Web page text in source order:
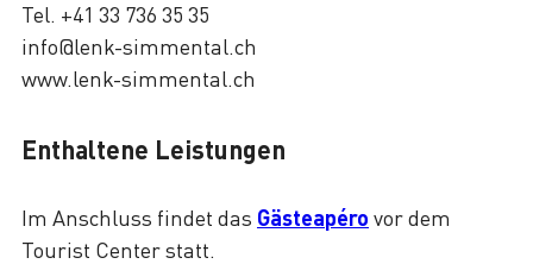
Tel. +41 33 736 35 35
info@lenk-simmental.ch
www.lenk-simmental.ch
Enthaltene Leistungen
Im Anschluss findet das Gästeapéro vor dem
Tourist Center statt.